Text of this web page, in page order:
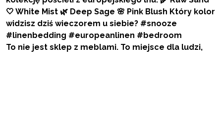
To nie jest sklep z meblami. To miejsce dla ludzi,